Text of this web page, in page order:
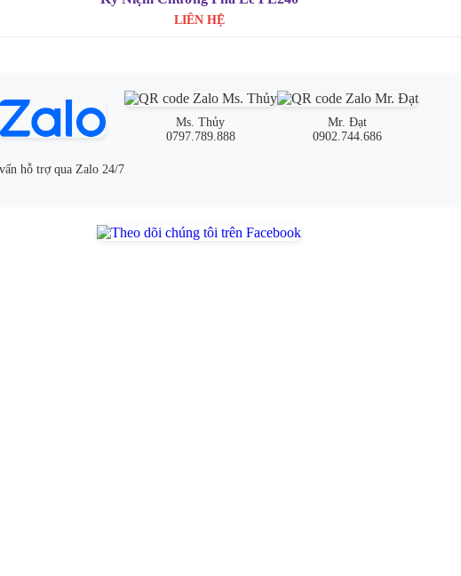
LIÊN HỆ
hỗ trợ qua Zalo 24/7
Ms. Thủy
0797.789.888
Mr. Đạt
0902.744.686